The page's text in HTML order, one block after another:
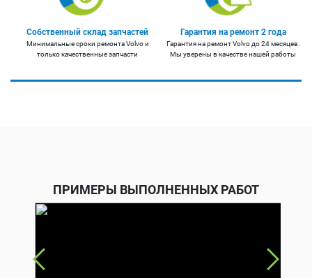
Собственный склад запчастей
Минимальные сроки ремонта Volvo и
только качественные запчасти
Гарантия на ремонт 2 года
Гарантия на ремонт Volvo до 24 месяцев.
Мы уверены в качестве нашей работы
ПРИМЕРЫ ВЫПОЛНЕННЫХ РАБОТ